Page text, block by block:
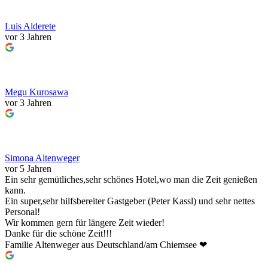
Luis Alderete
vor 3 Jahren
Megu Kurosawa
vor 3 Jahren
Simona Altenweger
vor 5 Jahren
Ein sehr gemütliches,sehr schönes Hotel,wo man die Zeit genießen
kann.
Ein super,sehr hilfsbereiter Gastgeber (Peter Kassl) und sehr nettes
Personal!
Wir kommen gern für längere Zeit wieder!
Danke für die schöne Zeit!!!
Familie Altenweger aus Deutschland/am Chiemsee ❤